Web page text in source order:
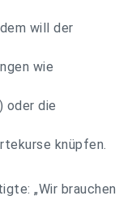
will der
wie
oder die
knüpfen.
„Wir brauchen